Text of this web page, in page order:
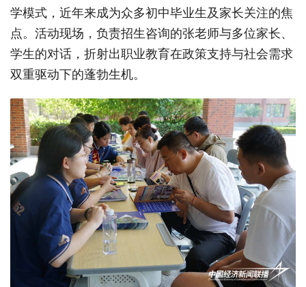
学模式，近年来成为众多初中毕业生及家长关注的焦
点。活动现场，负责招生咨询的张老师与多位家长、
学生的对话，折射出职业教育在政策支持与社会需求
双重驱动下的蓬勃生机。